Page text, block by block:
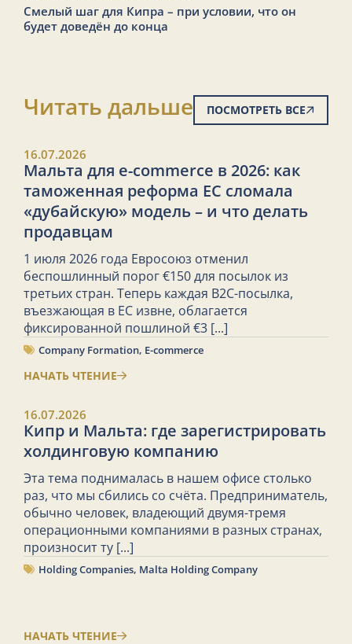
Смелый шаг для Кипра – при условии, что он
будет доведён до конца
Читать дальше ПОСМОТРЕТЬ ВСЕ
16.07.2026
Мальта для e-commerce в 2026: как
таможенная реформа ЕС сломала
«дубайскую» модель – и что делать
продавцам
1 июля 2026 года Евросоюз отменил
беспошлинный порог €150 для посылок из
третьих стран. Теперь каждая B2C-посылка,
въезжающая в ЕС извне, облагается
фиксированной пошлиной €3 [...]
Company Formation, E-commerce
НАЧАТЬ ЧТЕНИЕ
16.07.2026
Кипр и Мальта: где зарегистрировать
холдинговую компанию
Эта тема поднималась в нашем офисе столько
раз, что мы сбились со счёта. Предприниматель,
обычно человек, владеющий двумя-тремя
операционными компаниями в разных странах,
произносит ту [...]
Holding Companies, Malta Holding Company
НАЧАТЬ ЧТЕНИЕ